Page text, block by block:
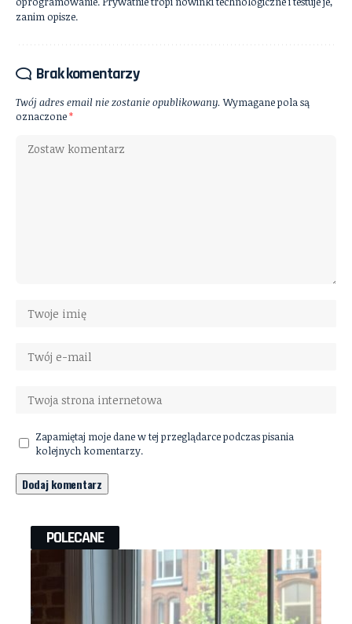
zanim opisze.
Brak komentarzy
Twój adres email nie zostanie opublikowany. Wymagane pola są
oznaczone*
Zapamiętaj moje dane w tej przeglądarce podczas pisania
kolejnych komentarzy.
POLECANE